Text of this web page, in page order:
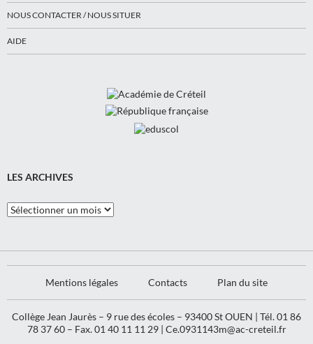
NOUS CONTACTER / NOUS SITUER
AIDE
LES ARCHIVES
Les
Archives
Mentions légales Contacts Plan du site
Collège Jean Jaurès – 9 rue des écoles – 93400 St OUEN | Tél. 01 86
78 37 60 – Fax. 01 40 11 11 29 | Ce.0931143m@ac-creteil.fr